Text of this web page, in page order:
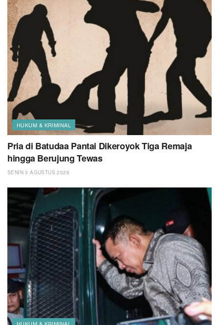
HUKUM & KRIMINAL
Pria di Batudaa Pantai Dikeroyok Tiga Remaja
hingga Berujung Tewas
SENIN 3 AGUSTUS 2026